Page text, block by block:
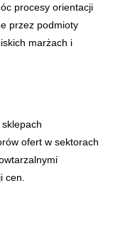
procesy orientacji
przez podmioty
marżach i
ofert w sektorach
cen.